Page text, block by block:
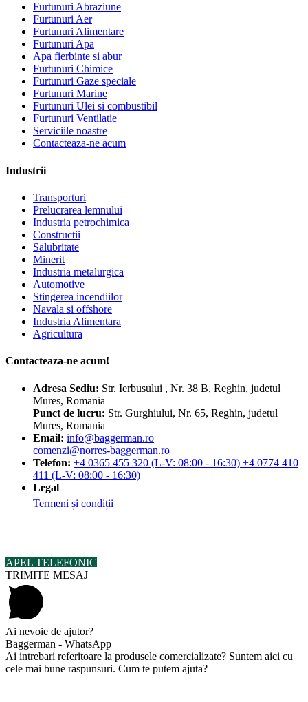
Furtunuri Abraziune
Furtunuri Aer
Furtunuri Alimentare
Furtunuri Apa
Apa fierbinte si abur
Furtunuri Chimice
Furtunuri Gaze speciale
Furtunuri Marine
Furtunuri Ulei si combustibil
Furtunuri Ventilatie
Serviciile noastre
Contacteaza-ne acum
Industrii
Transporturi
Prelucrarea lemnului
Industria petrochimica
Constructii
Salubritate
Minerit
Industria metalurgica
Automotive
Stingerea incendiilor
Navala si offshore
Industria Alimentara
Agricultura
Contacteaza-ne acum!
Adresa Sediu: Str. Ierbusului , Nr. 38 B, Reghin, judetul
Mures, Romania
Punct de lucru: Str. Gurghiului, Nr. 65, Reghin, judetul
Mures, Romania
Email: info@baggerman.ro
comenzi@norres-baggerman.ro
Telefon: +4 0365 455 320 (L-V: 08:00 - 16:30) +4 0774 410
411 (L-V: 08:00 - 16:30)
Legal
Termeni și condiții
APEL TELEFONIC
TRIMITE MESAJ
Ai nevoie de ajutor?
Baggerman - WhatsApp
Ai intrebari referitoare la produsele comercializate? Suntem aici cu
cele mai bune raspunsuri. Cum te putem ajuta?